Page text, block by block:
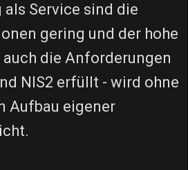
als Service sind die
gering und der hohe
die Anforderungen
NIS2 erfüllt - wird ohne
Aufbau eigener